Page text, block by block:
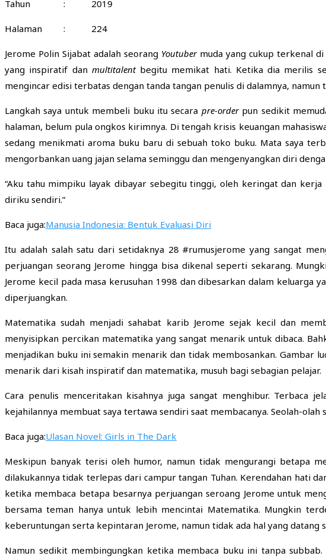
Tahun : 2019
Halaman : 224
Jerome Polin Sijabat adalah seorang Youtuber muda yang cukup terkenal di
yang inspiratif dan multitalent begitu memikat hati. Ketika dia merilis
mengincar edisi terbatas dengan tanda tangan penulis di dalamnya,
Langkah saya untuk membeli buku itu secara pre-order pun sedikit
halaman, belum pula ongkos kirimnya. Di tengah krisis keuangan
sedang menikmati aroma buku baru di sebuah toko buku. Mata saya
mengorbankan uang jajan selama seminggu dan mengenyangkan diri
“Aku tahu mimpiku layak dibayar sebegitu tinggi, oleh keringat dan
diriku sendiri.”
Baca juga:Manusia Indonesia: Bentuk Evaluasi Diri
Itu adalah salah satu dari setidaknya 28 #rumusjerome yang sangat
perjuangan seorang Jerome hingga bisa dikenal seperti sekarang.
Jerome kecil pada masa kerusuhan 1998 dan dibesarkan dalam keluarga
diperjuangkan.
Matematika sudah menjadi sahabat karib Jerome sejak kecil dan
menyisipkan percikan matematika yang sangat menarik untuk dibaca.
menjadikan buku ini semakin menarik dan tidak membosankan. Gambar
menarik dari kisah inspiratif dan matematika, musuh bagi sebagian pelajar.
Cara penulis menceritakan kisahnya juga sangat menghibur. Terbaca
kejahilannya membuat saya tertawa sendiri saat membacanya. Seolah-
Baca juga:Ulasan Novel: Girls in The Dark
Meskipun banyak terisi oleh humor, namun tidak mengurangi betapa
dilakukannya tidak terlepas dari campur tangan Tuhan. Kerendahan hati
ketika membaca betapa besarnya perjuangan seroang Jerome untuk
bersama teman hanya untuk lebih mencintai Matematika. Mungkin
keberuntungan serta kepintaran Jerome, namun tidak ada hal yang datang
Namun sedikit membingungkan ketika membaca buku ini tanpa